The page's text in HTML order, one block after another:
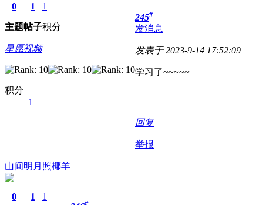
0
主题
1
帖子
1
积分
星愿视频
积分
1
245#
发消息
发表于 2023-9-14 17:52:09
学习了~~~~~
回复
举报
山间明月照椰羊
0 1 1